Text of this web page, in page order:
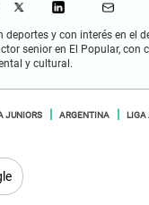
deportes y con interés en el
senior en El Popular,
y cultural.
JUNIORS ARGENTINA LIGA